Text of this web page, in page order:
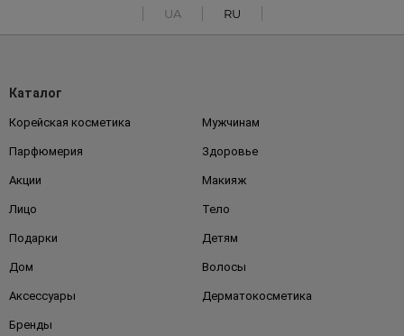
UA RU
Каталог
Корейская косметика Мужчинам
Парфюмерия Здоровье
Акции Макияж
Лицо Тело
Подарки Детям
Дом Волосы
Аксессуары Дерматокосметика
Бренды